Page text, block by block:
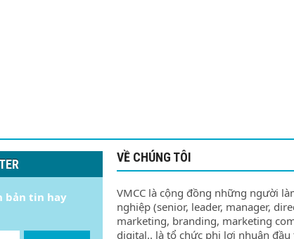
bản tin hay
VỀ CHÚNG TÔI
VMCC là cộng đồng những người
nghiệp (senior, leader, manager,
marketing, branding, marketing
digital.. là tổ chức phi lợi nhuận